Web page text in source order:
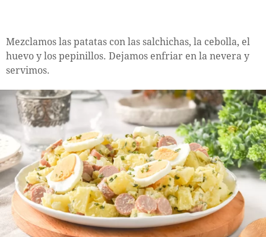
Mezclamos las patatas con las salchichas, la cebolla, el
huevo y los pepinillos. Dejamos enfriar en la nevera y
servimos.